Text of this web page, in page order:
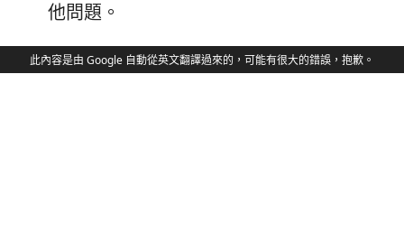
他問題。
此內容是由 Google 自動從英文翻譯過來的，可能有很大的錯誤，抱歉。